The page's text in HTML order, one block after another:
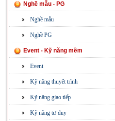
Nghề mẫu - PG
Nghề mẫu
Nghề PG
Event - Kỹ năng mềm
Event
Kỹ năng thuyết trình
Kỹ năng giao tiếp
Kỹ năng tư duy